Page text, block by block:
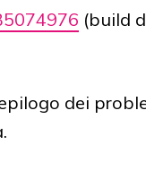
(build
dei